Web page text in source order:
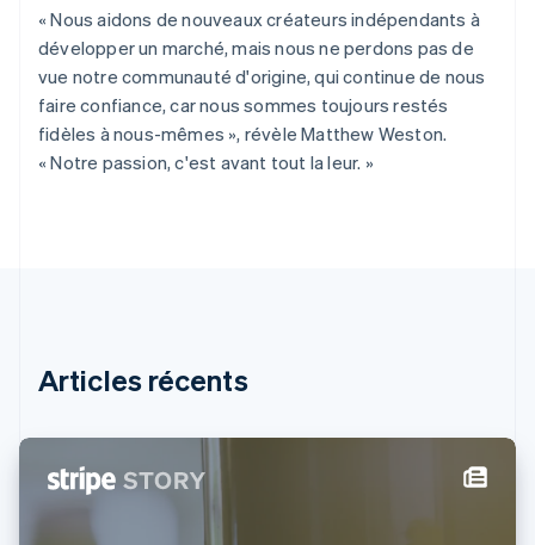
« Nous aidons de nouveaux créateurs indépendants à
développer un marché, mais nous ne perdons pas de
vue notre communauté d'origine, qui continue de nous
faire confiance, car nous sommes toujours restés
fidèles à nous-mêmes », révèle Matthew Weston.
« Notre passion, c'est avant tout la leur. »
Articles récents
English
Émirats arabes unis
English
Espagne
Español
English
Grèce
Hongrie
Inde
Irlande